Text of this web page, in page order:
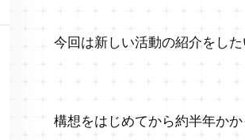
今回は新しい活動の紹介をした
構想をはじめてから約半年か